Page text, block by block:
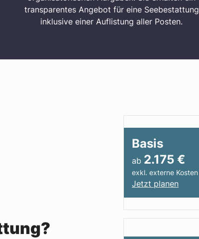
transparentes Angebot für eine Seebestattung
inklusive einer Auflistung aller Posten.
Basis
ab 2.175 €
exkl. externe Kosten
Jetzt planen